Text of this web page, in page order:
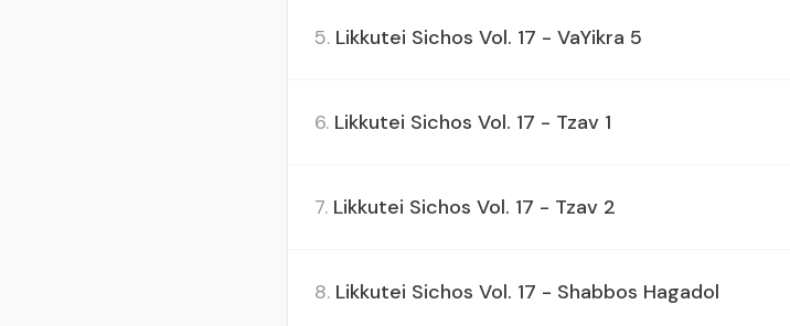
5. Likkutei Sichos Vol. 17 - VaYikra 5
6. Likkutei Sichos Vol. 17 - Tzav 1
7. Likkutei Sichos Vol. 17 - Tzav 2
8. Likkutei Sichos Vol. 17 - Shabbos Hagadol